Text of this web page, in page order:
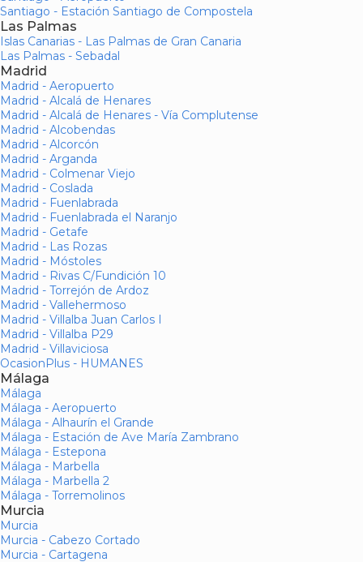
Santiago - Estación Santiago de Compostela
Las Palmas
Islas Canarias - Las Palmas de Gran Canaria
Las Palmas - Sebadal
Madrid
Madrid - Aeropuerto
Madrid - Alcalá de Henares
Madrid - Alcalá de Henares - Vía Complutense
Madrid - Alcobendas
Madrid - Alcorcón
Madrid - Arganda
Madrid - Colmenar Viejo
Madrid - Coslada
Madrid - Fuenlabrada
Madrid - Fuenlabrada el Naranjo
Madrid - Getafe
Madrid - Las Rozas
Madrid - Móstoles
Madrid - Rivas C/Fundición 10
Madrid - Torrejón de Ardoz
Madrid - Vallehermoso
Madrid - Villalba Juan Carlos I
Madrid - Villalba P29
Madrid - Villaviciosa
OcasionPlus - HUMANES
Málaga
Málaga
Málaga - Aeropuerto
Málaga - Alhaurín el Grande
Málaga - Estación de Ave María Zambrano
Málaga - Estepona
Málaga - Marbella
Málaga - Marbella 2
Málaga - Torremolinos
Murcia
Murcia
Murcia - Cabezo Cortado
Murcia - Cartagena